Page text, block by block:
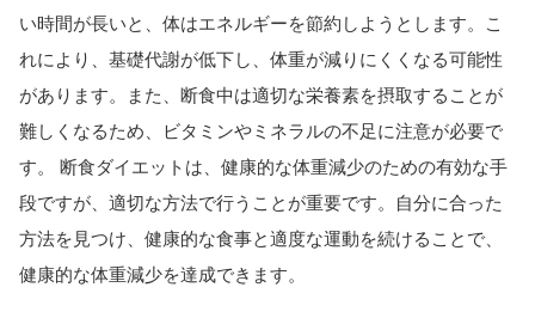
い時間が長いと、体はエネルギーを節約しようとします。こ
れにより、基礎代謝が低下し、体重が減りにくくなる可能性
があります。また、断食中は適切な栄養素を摂取することが
難しくなるため、ビタミンやミネラルの不足に注意が必要で
す。 断食ダイエットは、健康的な体重減少のための有効な手
段ですが、適切な方法で行うことが重要です。自分に合った
方法を見つけ、健康的な食事と適度な運動を続けることで、
健康的な体重減少を達成できます。